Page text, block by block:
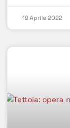
19 Aprile 2022